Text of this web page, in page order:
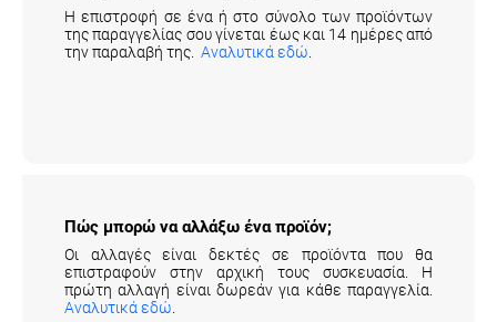
Η επιστροφή σε ένα ή στο σύνολο των προϊόντων
της παραγγελίας σου γίνεται έως και 14 ημέρες από
την παραλαβή της. Αναλυτικά εδώ
Πώς μπορώ να αλλάξω ένα προϊόν;
Οι αλλαγές είναι δεκτές σε προϊόντα που θα
επιστραφούν στην αρχική τους συσκευασία. Η
πρώτη αλλαγή είναι δωρεάν για κάθε παραγγελία.
Αναλυτικά εδώ